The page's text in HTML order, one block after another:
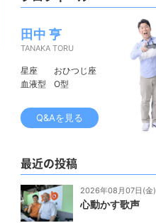
田中 亨
TANAKA TORU
星座
おひつじ座
血液型
O型
Q&Aを見る
最近の投稿
2026年08月07日(金)
心動かす歌声